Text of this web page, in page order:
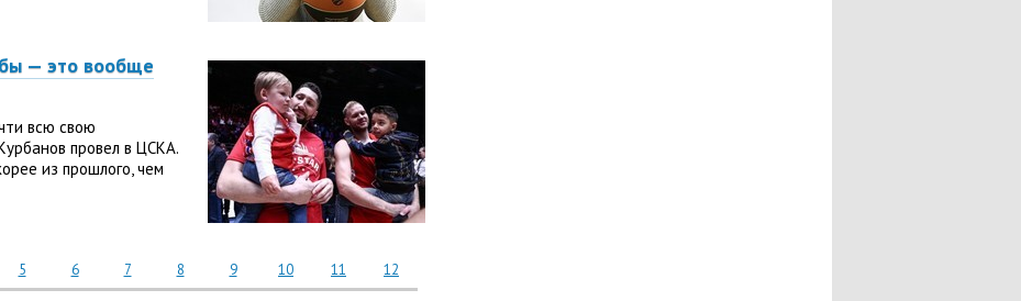
— это вообще
всю свою
провел в ЦСКА.
из прошлого, чем
5 6 7 8 9 10 11 12